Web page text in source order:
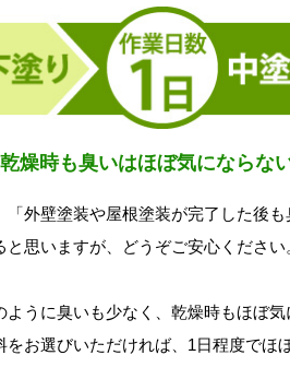
燥時も臭いはほぼ気にならな
外壁塗装や屋根塗装が完了した後
思いますが、どうぞご安心ください
うに臭いも少なく、乾燥時もほぼ
をお選びいただければ、1日程度でほ